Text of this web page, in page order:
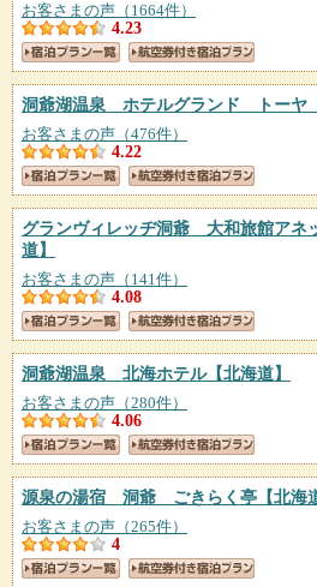
お客さまの声（1664件）
4.23
洞爺湖温泉 ホテルグランド トーヤ
お客さまの声（476件）
4.22
グランヴィレッヂ洞爺 大和旅館アネ
道】
お客さまの声（141件）
4.08
洞爺湖温泉 北海ホテル【北海道】
お客さまの声（280件）
4.06
源泉の湯宿 洞爺 ごきらく亭 【北海
お客さまの声（265件）
4